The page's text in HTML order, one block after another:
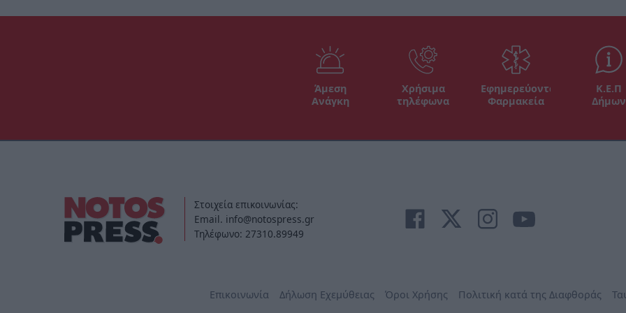
Άμεση
Ανάγκη
Χρήσιμα
τηλέφωνα
Εφημερεύοντα
Φαρμακεία
Κ.Ε.Π
Δήμων
Στοιχεία επικοινωνίας:
Email. info@notospress.gr
Τηλέφωνο: 27310.89949
Επικοινωνία Δήλωση Εχεμύθειας Όροι Χρήσης Πολιτική κατά της Διαφθοράς